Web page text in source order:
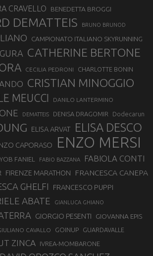
CRAVELLO BENEDETTA BROGGI
DEMATTEIS BRUNO BRUNOD
CAMPIONATO ITALIANO SKYRUNNING
CATHERINE BERTONE
CECILIA PEDRONI CHARLOTTE BONIN
CRISTIAN MINOGGIO
MEUCCI DANILO LANTERMINO
DEMATTEIS DENISA DRAGOMIR Dodecarun
ELISA ARVAT ELISA DESCO
CAPORASO ENZO MERSI
FANIEL FABIO BAZZANA FABIOLA CONTI
FIRENZE MARATHON FRANCESCA CANEPA
GHELFI FRANCESCO PUPPI
ABATE GIANLUCA GHIANO
GIORGIO PESENTI GIOVANNA EPIS
CAVALLO GOINUP GUARDAVALLE
ZINCA IVREA-MOMBARONE